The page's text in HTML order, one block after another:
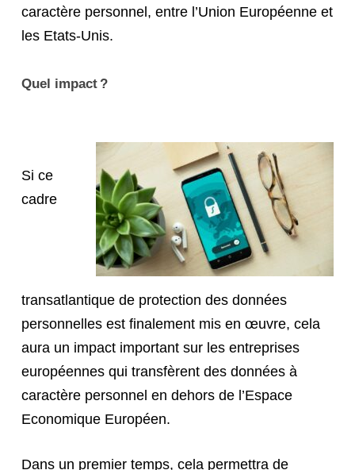
caractère personnel, entre l’Union Européenne et
les Etats-Unis.
Quel impact ?
Si ce
cadre
transatlantique de protection des données
personnelles est finalement mis en œuvre, cela
aura un impact important sur les entreprises
européennes qui transfèrent des données à
caractère personnel en dehors de l’Espace
Economique Européen.
Dans un premier temps, cela permettra de